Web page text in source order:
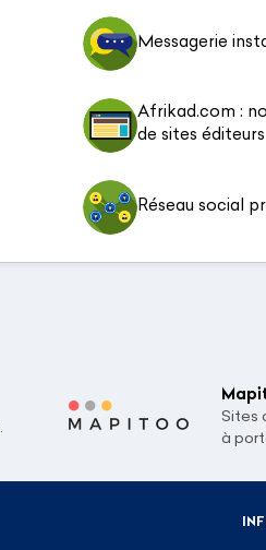
Messagerie
Afrikad.com :
de sites éditeurs
Réseau social
Sites
à